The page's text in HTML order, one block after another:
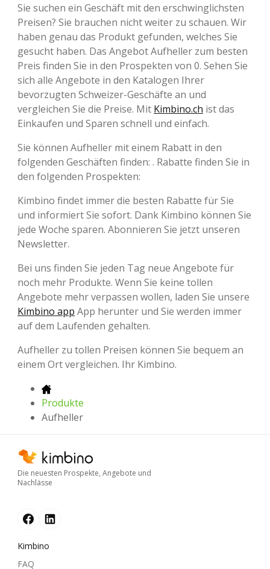
Sie suchen ein Geschäft mit den erschwinglichsten
Preisen? Sie brauchen nicht weiter zu schauen. Wir
haben genau das Produkt gefunden, welches Sie
gesucht haben. Das Angebot Aufheller zum besten
Preis finden Sie in den Prospekten von 0. Sehen Sie
sich alle Angebote in den Katalogen Ihrer
bevorzugten Schweizer-Geschäfte an und
vergleichen Sie die Preise. Mit Kimbino.ch ist das
Einkaufen und Sparen schnell und einfach.
Sie können Aufheller mit einem Rabatt in den
folgenden Geschäften finden: . Rabatte finden Sie in
den folgenden Prospekten:
Kimbino findet immer die besten Rabatte für Sie
und informiert Sie sofort. Dank Kimbino können Sie
jede Woche sparen. Abonnieren Sie jetzt unseren
Newsletter.
Bei uns finden Sie jeden Tag neue Angebote für
noch mehr Produkte. Wenn Sie keine tollen
Angebote mehr verpassen wollen, laden Sie unsere
Kimbino app App herunter und Sie werden immer
auf dem Laufenden gehalten.
Aufheller zu tollen Preisen können Sie bequem an
einem Ort vergleichen. Ihr Kimbino.
Produkte
Aufheller
Die neuesten Prospekte, Angebote und
Nachlässe
Kimbino
FAQ